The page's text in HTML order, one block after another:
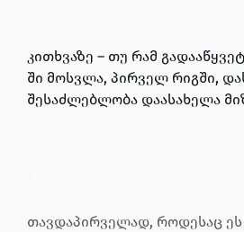
კითხვაზე – თუ რამ
ში მოსვლა, პირველ რიგში,
შესაძლებლობა დაასახელა
თავდაპირველად, როდესაც ეს